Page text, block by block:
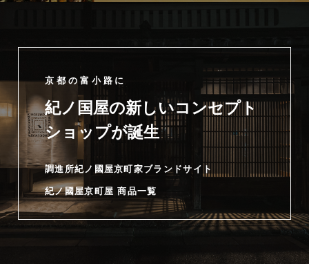
京都の富小路に
紀ノ国屋の新しいコンセプト
ショップが誕生
調進所紀ノ國屋京町家ブランドサイト
紀ノ國屋京町屋 商品一覧